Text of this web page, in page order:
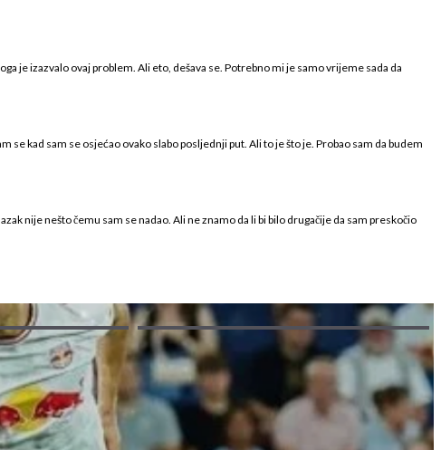
je izazvalo ovaj problem. Ali eto, dešava se. Potrebno mi je samo vrijeme sada da
kad sam se osjećao ovako slabo posljednji put. Ali to je što je. Probao sam da budem
nije nešto čemu sam se nadao. Ali ne znamo da li bi bilo drugačije da sam preskočio